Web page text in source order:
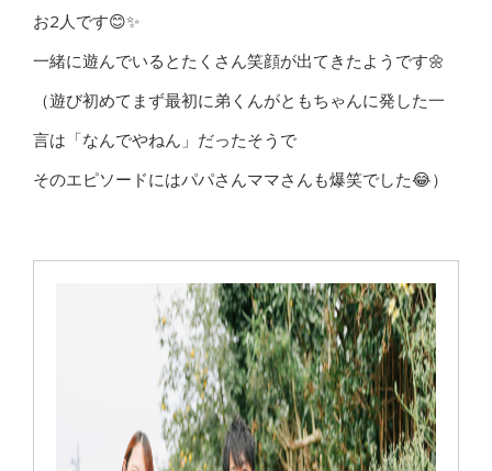
お2人です😊✨
一緒に遊んでいるとたくさん笑顔が出てきたようです🌼
（遊び初めてまず最初に弟くんがともちゃんに発した一
言は「なんでやねん」だったそうで
そのエピソードにはパパさんママさんも爆笑でした😂）